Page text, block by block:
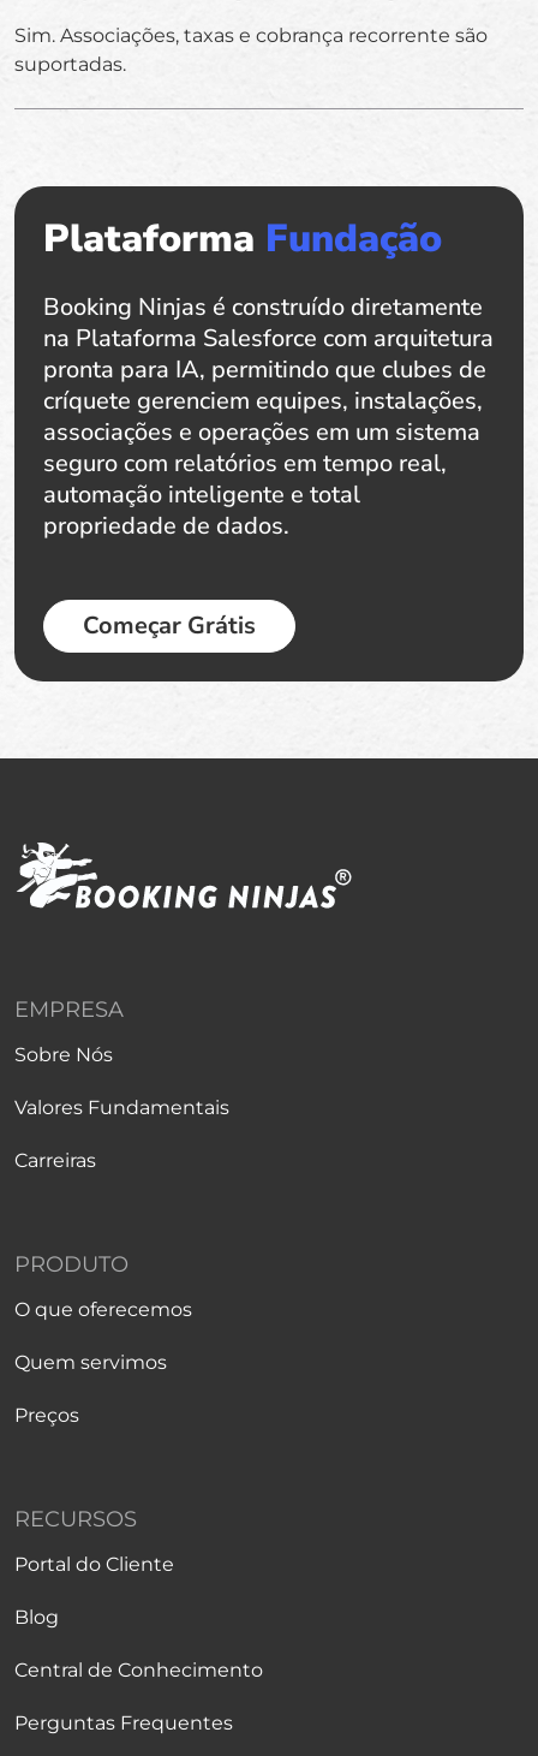
Sim. Associações, taxas e cobrança recorrente são
suportadas.
Plataforma Fundação
Booking Ninjas é construído diretamente
na Plataforma Salesforce com arquitetura
pronta para IA, permitindo que clubes de
críquete gerenciem equipes, instalações,
associações e operações em um sistema
seguro com relatórios em tempo real,
automação inteligente e total
propriedade de dados.
Começar Grátis
EMPRESA
Sobre Nós
Valores Fundamentais
Carreiras
PRODUTO
O que oferecemos
Quem servimos
Preços
RECURSOS
Portal do Cliente
Blog
Central de Conhecimento
Perguntas Frequentes